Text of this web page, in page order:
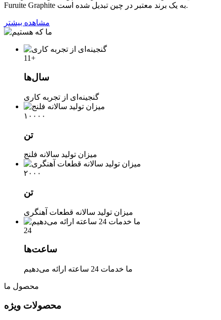
Furuite Graphite به یک برند معتبر در چین تبدیل شده است.
مشاهده بیشتر
11+
سال‌ها
گنجینه‌ای از تجربه کاری
۱۰۰۰۰
تن
میزان تولید سالانه فلنج
۲۰۰۰
تن
میزان تولید سالانه قطعات آهنگری
24
ساعت‌ها
ما خدمات 24 ساعته ارائه می‌دهیم
محصول ما
محصولات ویژه